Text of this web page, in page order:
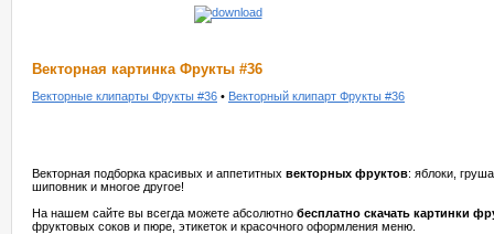
Векторная картинка Фрукты #36
Векторные клипарты Фрукты #36 • Векторный клипарт Фрукты #36
Векторная подборка красивых и аппетитных векторных фруктов: яблоки,
шиповник и многое другое!
На нашем сайте вы всегда можете абсолютно бесплатно скачать картинки
фруктовых соков и пюре, этикеток и красочного оформления меню.